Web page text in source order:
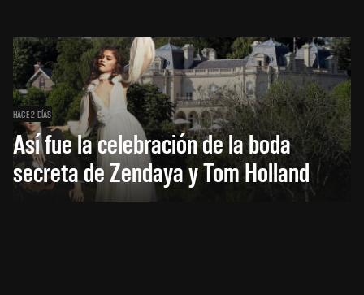
HACE 2 DÍAS
Así fue la celebración de la boda
secreta de Zendaya y Tom Holland